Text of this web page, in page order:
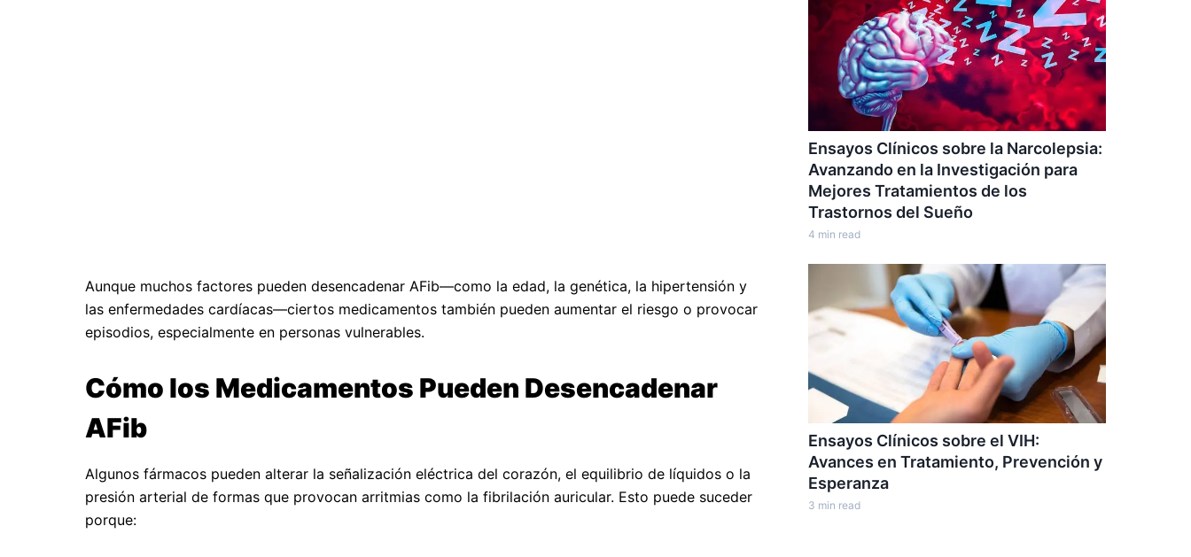
Aunque muchos factores pueden desencadenar AFib—como la edad, la genética, la hipertensión y
las enfermedades cardíacas—ciertos medicamentos también pueden aumentar el riesgo o provocar
episodios, especialmente en personas vulnerables.
Cómo los Medicamentos Pueden Desencadenar
AFib
Algunos fármacos pueden alterar la señalización eléctrica del corazón, el equilibrio de líquidos o la
presión arterial de formas que provocan arritmias como la fibrilación auricular. Esto puede suceder
porque:
Ensayos Clínicos sobre la Narcolepsia:
Avanzando en la Investigación para
Mejores Tratamientos de los
Trastornos del Sueño
4 min read
Ensayos Clínicos sobre el VIH:
Avances en Tratamiento, Prevención y
Esperanza
3 min read